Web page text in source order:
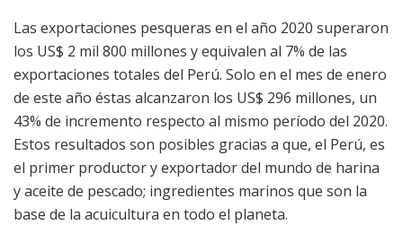
Las exportaciones pesqueras en el año 2020 superaron
los US$ 2 mil 800 millones y equivalen al 7% de las
exportaciones totales del Perú. Solo en el mes de enero
de este año éstas alcanzaron los US$ 296 millones, un
43% de incremento respecto al mismo período del 2020.
Estos resultados son posibles gracias a que, el Perú, es
el primer productor y exportador del mundo de harina
y aceite de pescado; ingredientes marinos que son la
base de la acuicultura en todo el planeta.